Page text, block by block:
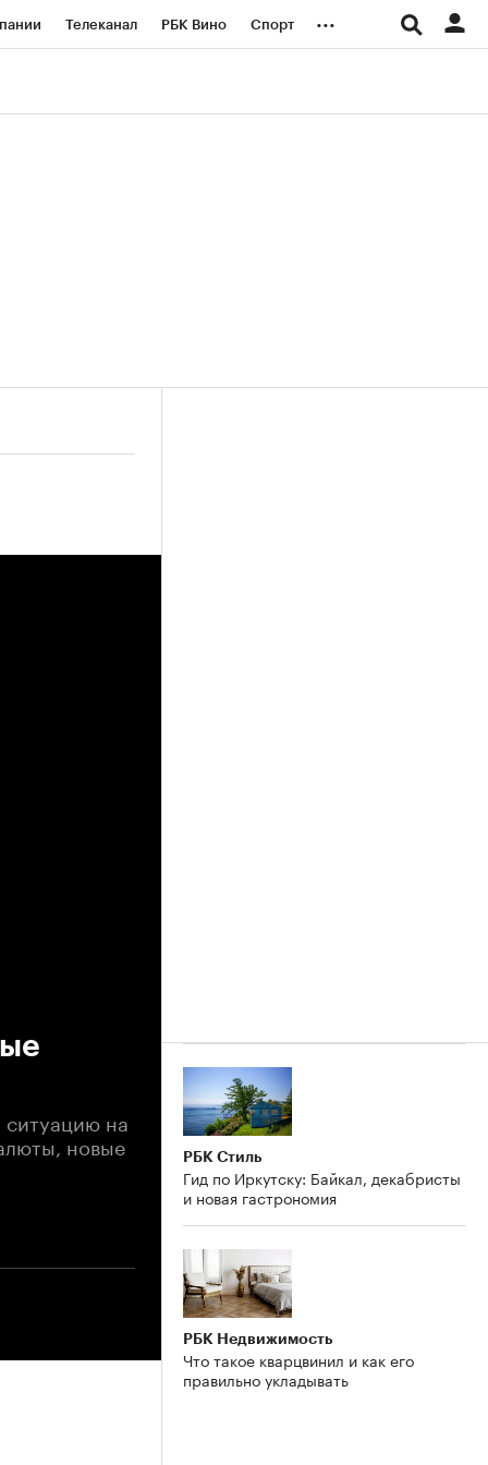
Телеканал РБК Вино Спорт ...
на
новые РБК Стиль
Гид по Иркутску: Байкал, декабристы
и новая гастрономия
РБК Недвижимость
Что такое кварцвинил и как его
правильно укладывать